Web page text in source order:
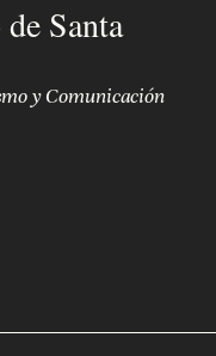
Santa
y Comunicación